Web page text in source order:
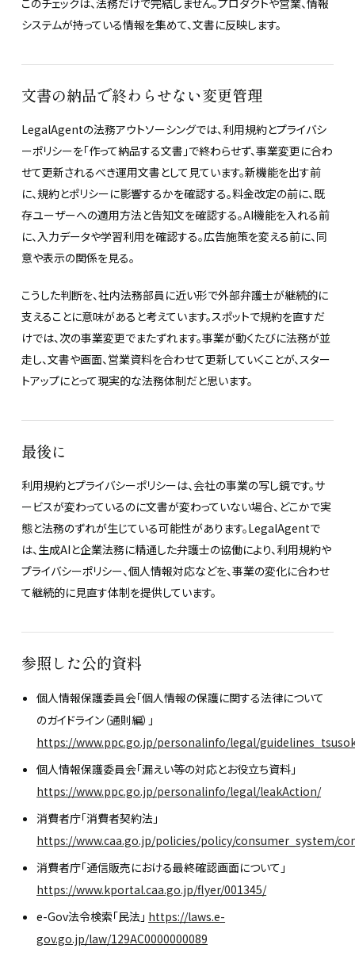
システムが持っている情報を集めて、文書に反映します。
文書の納品で終わらせない変更管理
LegalAgentの法務アウトソーシングでは、利用規約とプライバシ
ーポリシーを「作って納品する文書」で終わらせず、事業変更に合わ
せて更新されるべき運用文書として見ています。新機能を出す前
に、規約とポリシーに影響するかを確認する。料金改定の前に、既
存ユーザーへの適用方法と告知文を確認する。AI機能を入れる前
に、入力データや学習利用を確認する。広告施策を変える前に、同
意や表示の関係を見る。
こうした判断を、社内法務部員に近い形で外部弁護士が継続的に
支えることに意味があると考えています。スポットで規約を直すだ
けでは、次の事業変更でまたずれます。事業が動くたびに法務が並
走し、文書や画面、営業資料を合わせて更新していくことが、スター
トアップにとって現実的な法務体制だと思います。
最後に
利用規約とプライバシーポリシーは、会社の事業の写し鏡です。サ
ービスが変わっているのに文書が変わっていない場合、どこかで実
態と法務のずれが生じている可能性があります。LegalAgentで
は、生成AIと企業法務に精通した弁護士の協働により、利用規約や
プライバシーポリシー、個人情報対応などを、事業の変化に合わせ
て継続的に見直す体制を提供しています。
参照した公的資料
個人情報保護委員会「個人情報の保護に関する法律について
のガイドライン（通則編）」
https://www.ppc.go.jp/personalinfo/legal/
個人情報保護委員会「漏えい等の対応とお役立ち資料」
https://www.ppc.go.jp/personalinfo/legal/leakAction/
消費者庁「消費者契約法」
https://www.caa.go.jp/policies/policy/consumer_system/
消費者庁「通信販売における最終確認画面について」
https://www.kportal.caa.go.jp/flyer/001345/
e-Gov法令検索「民法」 https://laws.e-
gov.go.jp/law/129AC0000000089